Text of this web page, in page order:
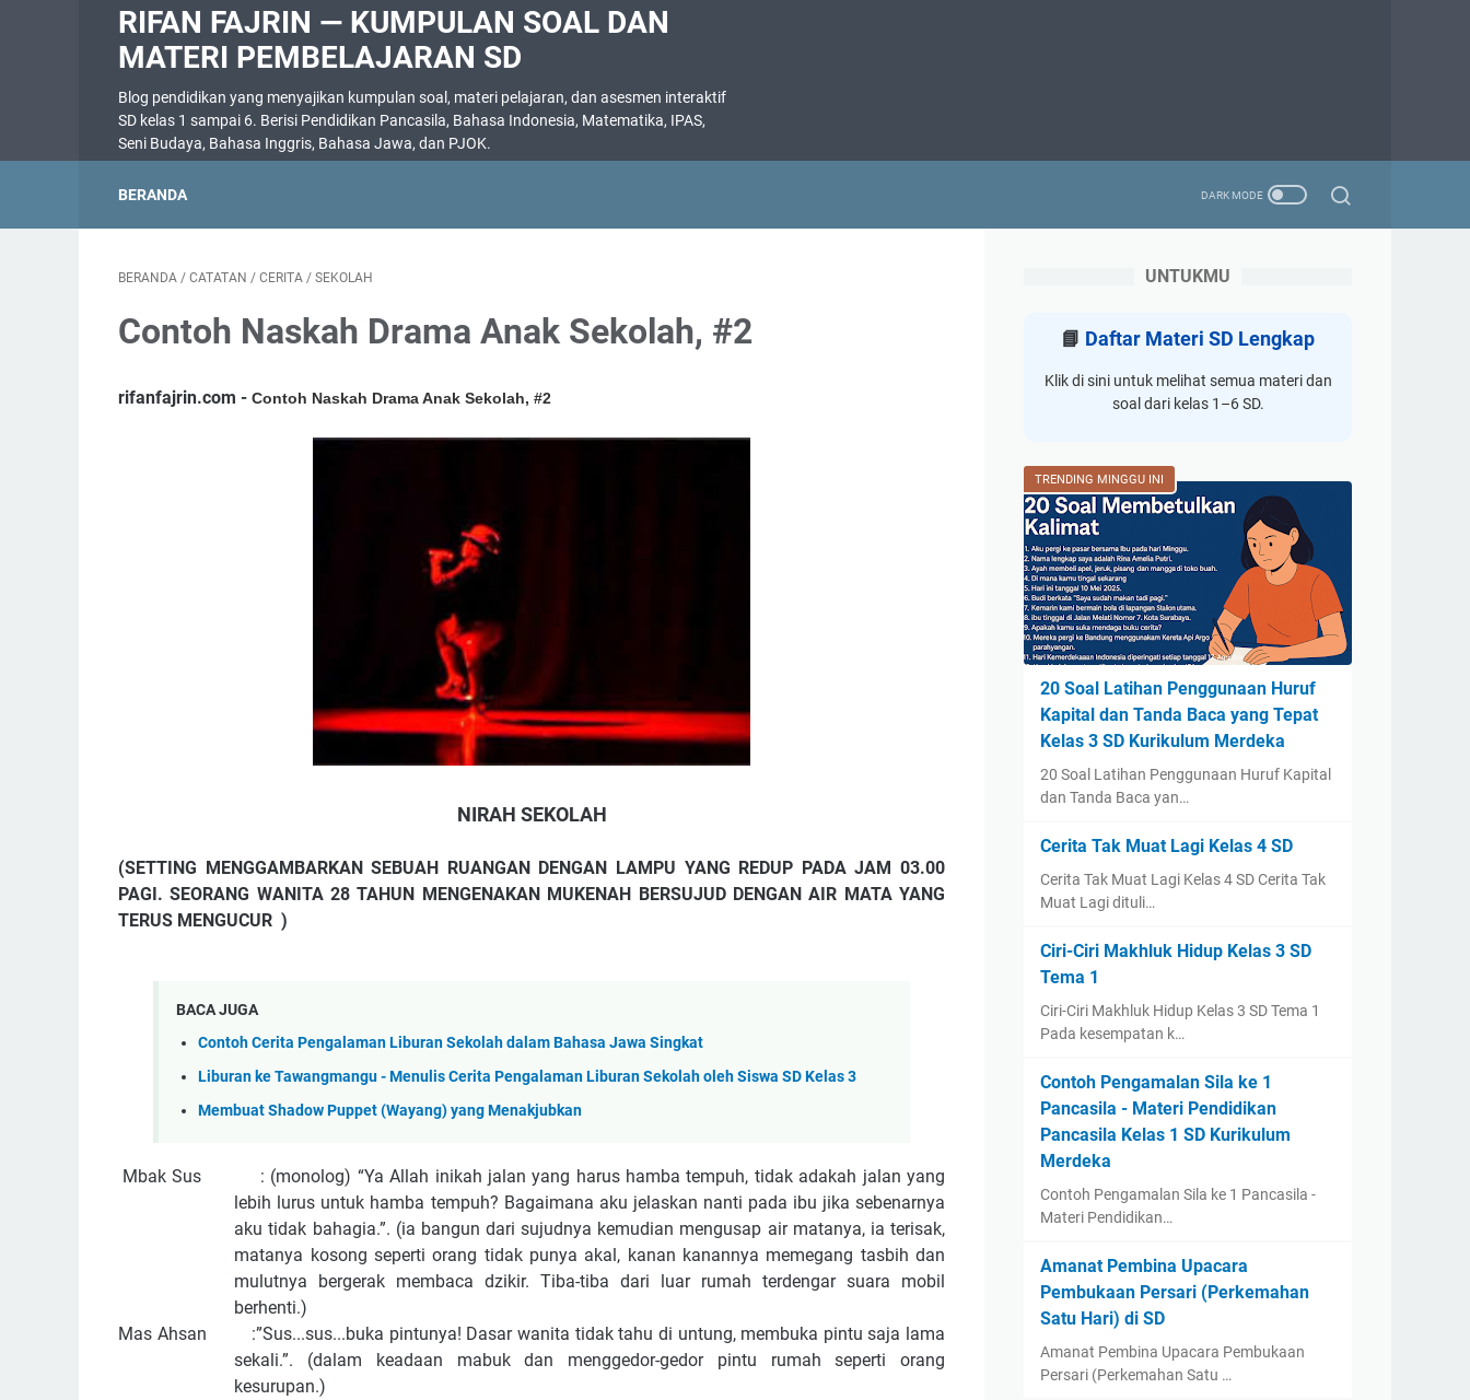
RIFAN FAJRIN — KUMPULAN SOAL DAN
MATERI PEMBELAJARAN SD
Blog pendidikan yang menyajikan kumpulan soal, materi pelajaran, dan asesmen interaktif
SD kelas 1 sampai 6. Berisi Pendidikan Pancasila, Bahasa Indonesia, Matematika, IPAS,
Seni Budaya, Bahasa Inggris, Bahasa Jawa, dan PJOK.
BERANDA
BERANDA / CATATAN / CERITA / SEKOLAH
Contoh Naskah Drama Anak Sekolah, #2
rifanfajrin.com - Contoh Naskah Drama Anak Sekolah, #2
NIRAH SEKOLAH
(SETTING MENGGAMBARKAN SEBUAH RUANGAN DENGAN LAMPU YANG REDUP PADA JAM 03.00
PAGI. SEORANG WANITA 28 TAHUN MENGENAKAN MUKENAH BERSUJUD DENGAN AIR MATA YANG
TERUS MENGUCUR )
BACA JUGA
Contoh Cerita Pengalaman Liburan Sekolah dalam Bahasa Jawa Singkat
Liburan ke Tawangmangu - Menulis Cerita Pengalaman Liburan Sekolah oleh Siswa SD Kelas 3
Membuat Shadow Puppet (Wayang) yang Menakjubkan
Mbak Sus : (monolog) “Ya Allah inikah jalan yang harus hamba tempuh, tidak adakah jalan yang
lebih lurus untuk hamba tempuh? Bagaimana aku jelaskan nanti pada ibu jika sebenarnya
aku tidak bahagia.”. (ia bangun dari sujudnya kemudian mengusap air matanya, ia terisak,
matanya kosong seperti orang tidak punya akal, kanan kanannya memegang tasbih dan
mulutnya bergerak membaca dzikir. Tiba-tiba dari luar rumah terdengar suara mobil
berhenti.)
Mas Ahsan :”Sus...sus...buka pintunya! Dasar wanita tidak tahu di untung, membuka pintu saja lama
sekali.”. (dalam keadaan mabuk dan menggedor-gedor pintu rumah seperti orang
kesurupan.)
UNTUKMU
📘 Daftar Materi SD Lengkap
Klik di sini untuk melihat semua materi dan
soal dari kelas 1–6 SD.
TRENDING MINGGU INI
20 Soal Latihan Penggunaan Huruf
Kapital dan Tanda Baca yang Tepat
Kelas 3 SD Kurikulum Merdeka
20 Soal Latihan Penggunaan Huruf Kapital
dan Tanda Baca yan…
Cerita Tak Muat Lagi Kelas 4 SD
Cerita Tak Muat Lagi Kelas 4 SD Cerita Tak
Muat Lagi dituli…
Ciri-Ciri Makhluk Hidup Kelas 3 SD
Tema 1
Ciri-Ciri Makhluk Hidup Kelas 3 SD Tema 1
Pada kesempatan k…
Contoh Pengamalan Sila ke 1
Pancasila - Materi Pendidikan
Pancasila Kelas 1 SD Kurikulum
Merdeka
Contoh Pengamalan Sila ke 1 Pancasila -
Materi Pendidikan…
Amanat Pembina Upacara
Pembukaan Persari (Perkemahan
Satu Hari) di SD
Amanat Pembina Upacara Pembukaan
Persari (Perkemahan Satu …